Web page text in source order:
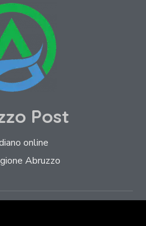
Post
online
Abruzzo